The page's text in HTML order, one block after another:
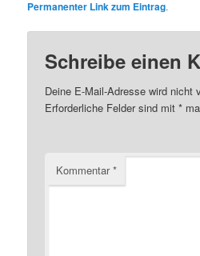
Permanenter Link zum Eintrag.
Schreibe einen
Deine E-Mail-Adresse wird nicht
Erforderliche Felder sind mit*
Kommentar*